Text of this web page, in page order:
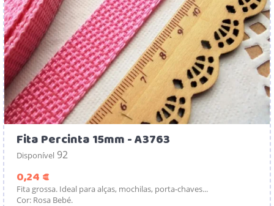
Fita Percinta 15mm - A3763
Disponível 92
0,24 €
Fita grossa. Ideal para alças, mochilas, porta-chaves...
Cor: Rosa Bebé.